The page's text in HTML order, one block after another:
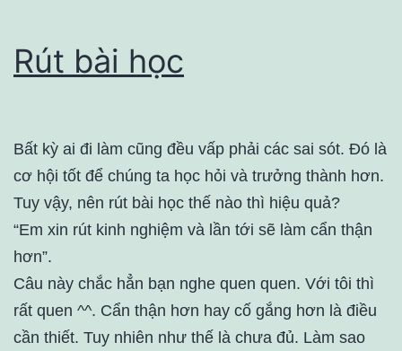
Rút bài học
Bất kỳ ai đi làm cũng đều vấp phải các sai sót. Đó là
cơ hội tốt để chúng ta học hỏi và trưởng thành hơn.
Tuy vậy, nên rút bài học thế nào thì hiệu quả?
“Em xin rút kinh nghiệm và lần tới sẽ làm cẩn thận
hơn”.
Câu này chắc hẳn bạn nghe quen quen. Với tôi thì
rất quen ^^. Cẩn thận hơn hay cố gắng hơn là điều
cần thiết. Tuy nhiên như thế là chưa đủ. Làm sao